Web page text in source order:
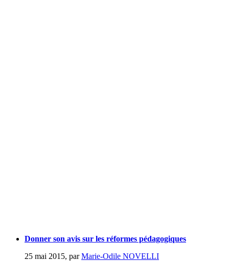
Donner son avis sur les réformes pédagogiques
25 mai 2015, parMarie-Odile NOVELLI